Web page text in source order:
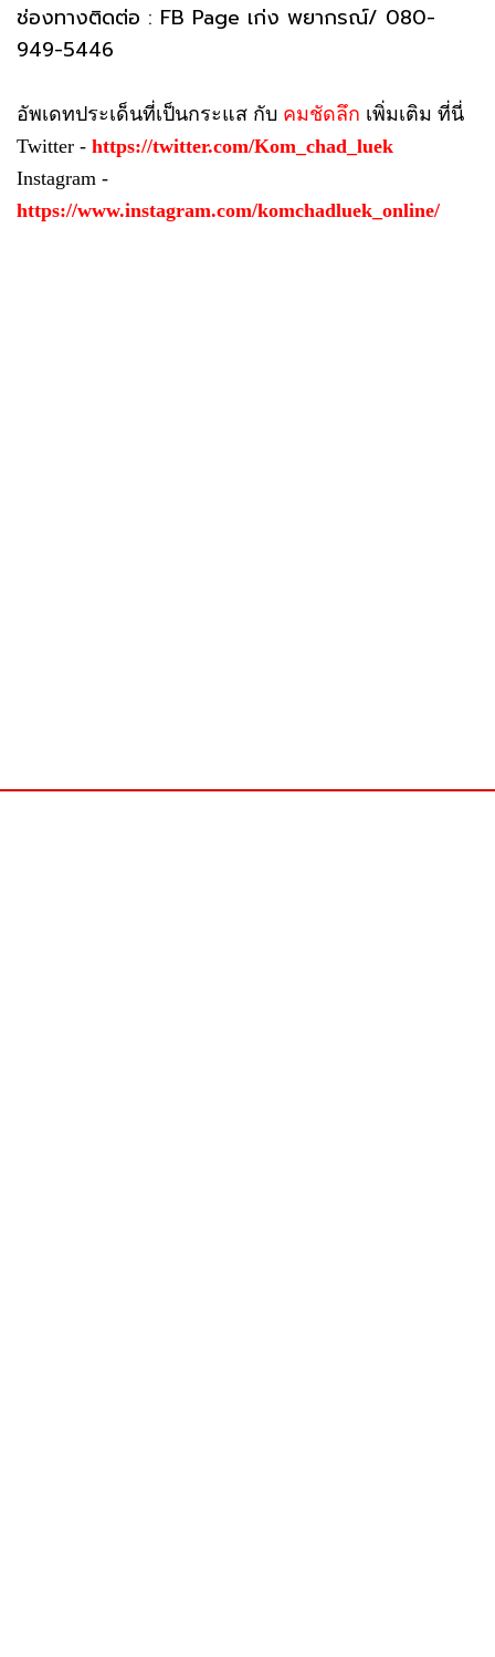
ช่องทางติดต่อ : FB Page เก่ง พยากรณ์/ 080-
949-5446
อัพเดทประเด็นที่เป็นกระแส กับ คมชัดลึก เพิ่มเติม ที่นี่
Twitter - https://twitter.com/Kom_chad_luek
Instagram -
https://www.instagram.com/komchadluek_online/